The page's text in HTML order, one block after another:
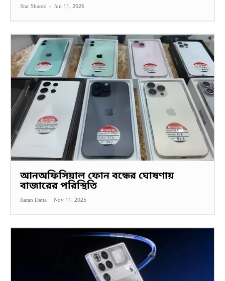
Star Shanto - Jun 11, 2026
আনঅফিসিয়াল ফোন বন্ধের ঘোষণায়
বাজারের পরিস্থিতি
Ratan Datta - Nov 11, 2025